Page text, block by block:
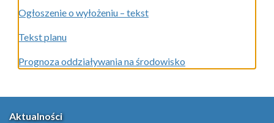
Ogłoszenie o wyłożeniu – tekst
Tekst planu
Prognoza oddziaływania na środowisko
Aktualności